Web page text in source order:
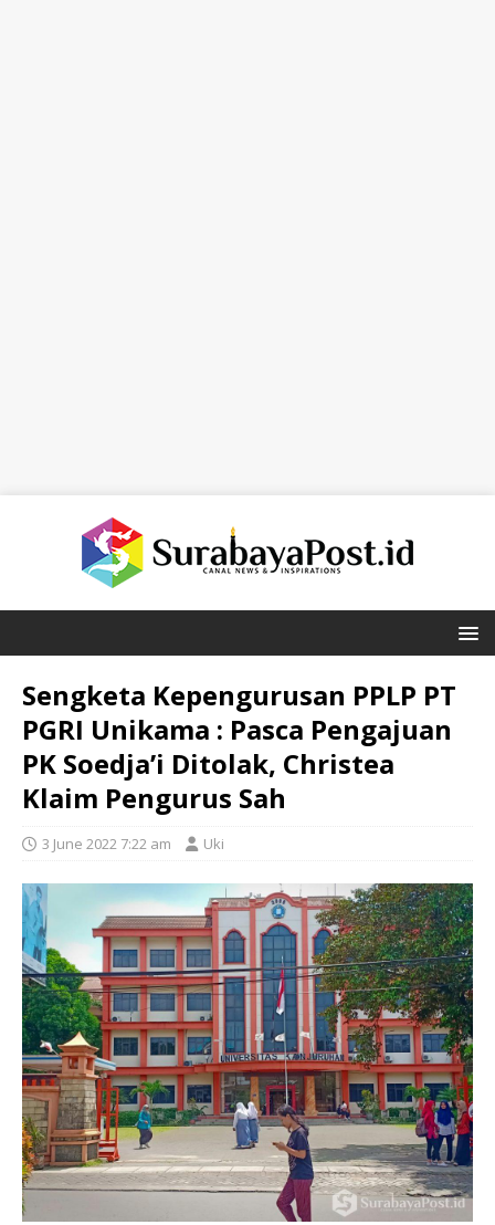
Sengketa Kepengurusan PPLP PT
PGRI Unikama : Pasca Pengajuan
PK Soedja’i Ditolak, Christea
Klaim Pengurus Sah
3 June 2022 7:22 am Uki